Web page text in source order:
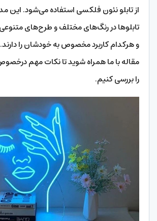
از تابلو نئون فلکسی استفاده می‌شود. این
تابلوها در رنگ‌های مختلف و طرح‌های
و هرکدام کاربرد مخصوص به خودشان را دارند.
مقاله با ما همراه شوید تا نکات مهم
را بررسی کنیم.